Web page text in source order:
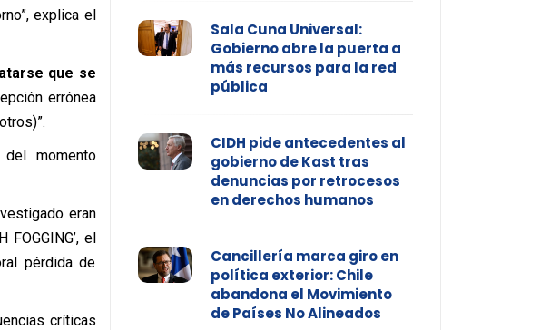
explica el
que se
errónea
del momento
eran
el
pérdida de
críticas
Sala Cuna Universal:
Gobierno abre la puerta a
más recursos para la red
pública
CIDH pide antecedentes al
gobierno de Kast tras
denuncias por retrocesos
en derechos humanos
Cancillería marca giro en
política exterior: Chile
abandona el Movimiento
de Países No Alineados